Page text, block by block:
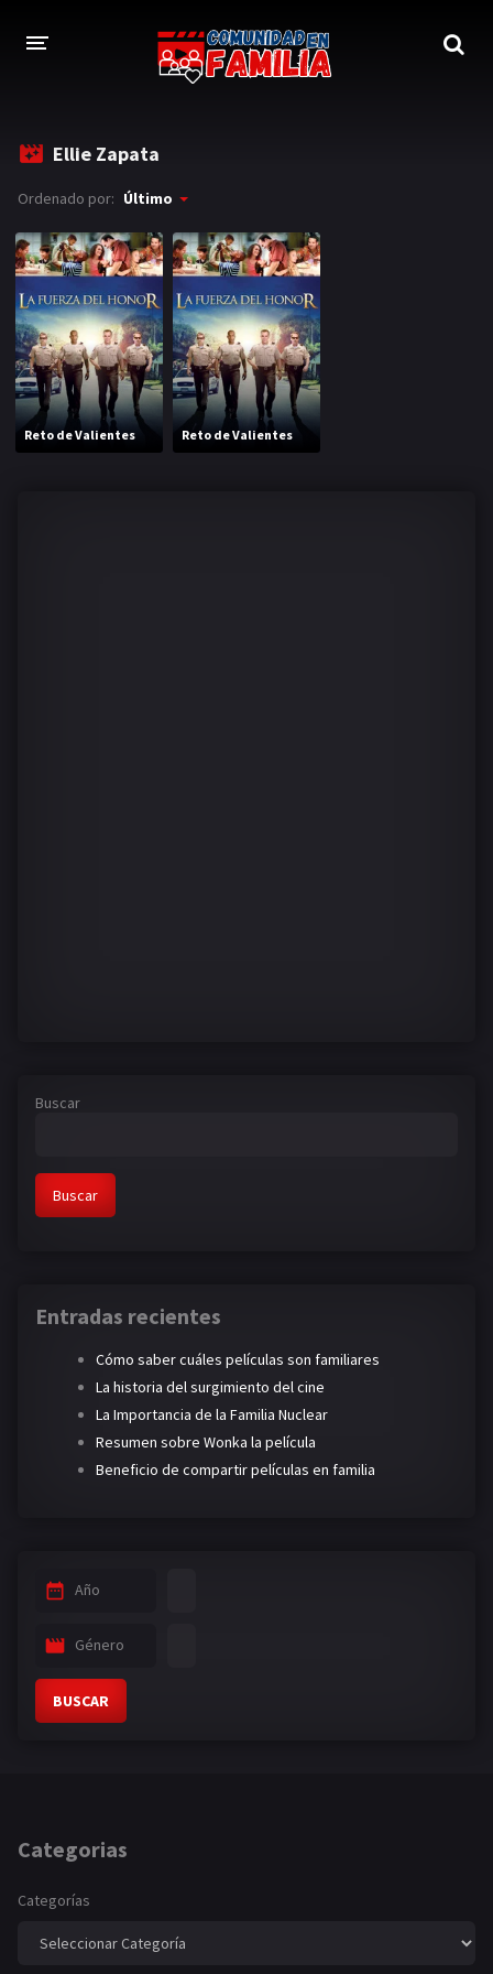
LOGIN
Ellie Zapata
Ordenado por: Último
Reto de Valientes Reto de Valientes
Buscar
Buscar
Entradas recientes
Cómo saber cuáles películas son familiares
La historia del surgimiento del cine
La Importancia de la Familia Nuclear
Resumen sobre Wonka la película
Beneficio de compartir películas en familia
Año
Género
BUSCAR
Categorias
Categorías